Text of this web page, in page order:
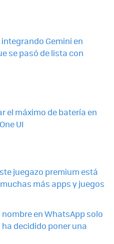
Gemini en
se pasó de lista con
el máximo de batería en
UI
juegazo premium está
más apps y juegos
en WhatsApp solo
decidido poner una